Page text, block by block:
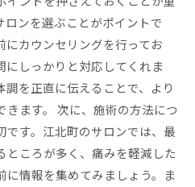
ンを選ぶことがポイントで
カウンセリングを行ってお
にしっかりと対応してくれま
を正直に伝えることで、より
ます。 次に、施術の方法につ
です。江北町のサロンでは、最
ところが多く、痛みを軽減した
情報を集めてみましょう。ま